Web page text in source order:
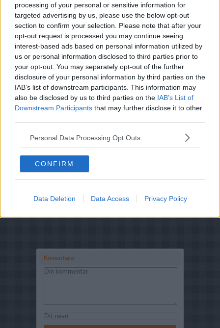
processing of your personal or sensitive information for
targeted advertising by us, please use the below opt-out
section to confirm your selection. Please note that after your
opt-out request is processed you may continue seeing
interest-based ads based on personal information utilized by
us or personal information disclosed to third parties prior to
your opt-out. You may separately opt-out of the further
disclosure of your personal information by third parties on the
IAB’s list of downstream participants. This information may
also be disclosed by us to third parties on the IAB’s List of
Downstream Participants that may further disclose it to other
Personal Data Processing Opt Outs
CONFIRM
Data Deletion Data Access Privacy Policy
Din vurdering:
Komentarer